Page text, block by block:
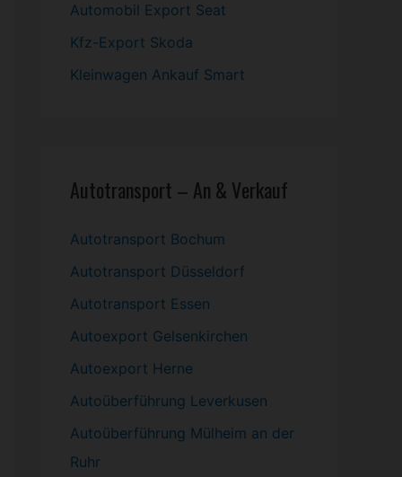
Automobil Export Seat
Kfz-Export Skoda
Kleinwagen Ankauf Smart
Autotransport – An & Verkauf
Autotransport Bochum
Autotransport Düsseldorf
Autotransport Essen
Autoexport Gelsenkirchen
Autoexport Herne
Autoüberführung Leverkusen
Autoüberführung Mülheim an der
Ruhr